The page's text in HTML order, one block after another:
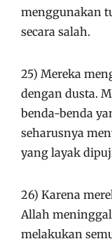
menggunakan
secara salah.
25) Mereka
dengan dusta.
benda-benda
seharusnya
yang layak
26) Karena
Allah
melakukan